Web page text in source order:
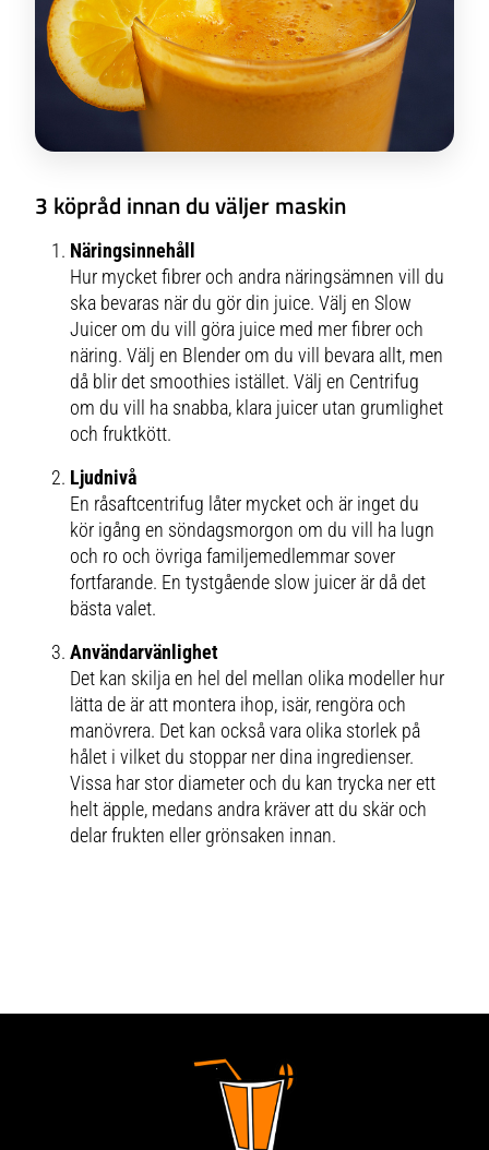
3 köpråd innan du väljer maskin
Näringsinnehåll
Hur mycket fibrer och andra näringsämnen vill du
ska bevaras när du gör din juice. Välj en Slow
Juicer om du vill göra juice med mer fibrer och
näring. Välj en Blender om du vill bevara allt, men
då blir det smoothies istället. Välj en Centrifug
om du vill ha snabba, klara juicer utan grumlighet
och fruktkött.
Ljudnivå
En råsaftcentrifug låter mycket och är inget du
kör igång en söndagsmorgon om du vill ha lugn
och ro och övriga familjemedlemmar sover
fortfarande. En tystgående slow juicer är då det
bästa valet.
Användarvänlighet
Det kan skilja en hel del mellan olika modeller hur
lätta de är att montera ihop, isär, rengöra och
manövrera. Det kan också vara olika storlek på
hålet i vilket du stoppar ner dina ingredienser.
Vissa har stor diameter och du kan trycka ner ett
helt äpple, medans andra kräver att du skär och
delar frukten eller grönsaken innan.